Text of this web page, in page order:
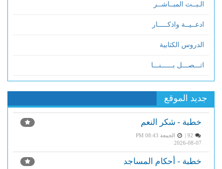
الـبــث المبــاشــر
ادعــيــة واذكـــــار
الدروس الكتابية
اتـــصـــل بــــــنـــا
جديد الموقع
خطبة - شكر النعم
الجمعة PM 08:43
2026-08-07
خطبة - أحكام المساجد